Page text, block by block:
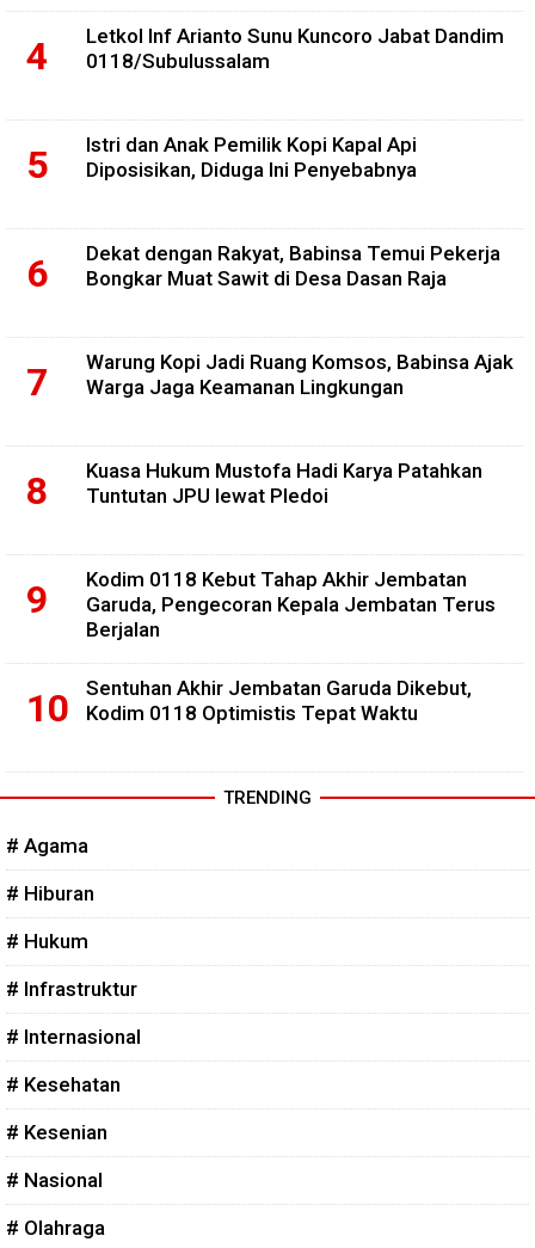
Letkol Inf Arianto Sunu Kuncoro Jabat Dandim
0118/Subulussalam
Istri dan Anak Pemilik Kopi Kapal Api
Diposisikan, Diduga Ini Penyebabnya
Dekat dengan Rakyat, Babinsa Temui Pekerja
Bongkar Muat Sawit di Desa Dasan Raja
Warung Kopi Jadi Ruang Komsos, Babinsa Ajak
Warga Jaga Keamanan Lingkungan
Kuasa Hukum Mustofa Hadi Karya Patahkan
Tuntutan JPU lewat Pledoi
Kodim 0118 Kebut Tahap Akhir Jembatan
Garuda, Pengecoran Kepala Jembatan Terus
Berjalan
Sentuhan Akhir Jembatan Garuda Dikebut,
Kodim 0118 Optimistis Tepat Waktu
TRENDING
# Agama
# Hiburan
# Hukum
# Infrastruktur
# Internasional
# Kesehatan
# Kesenian
# Nasional
# Olahraga